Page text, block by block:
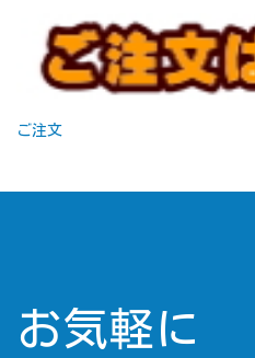
ご注文
お気軽に